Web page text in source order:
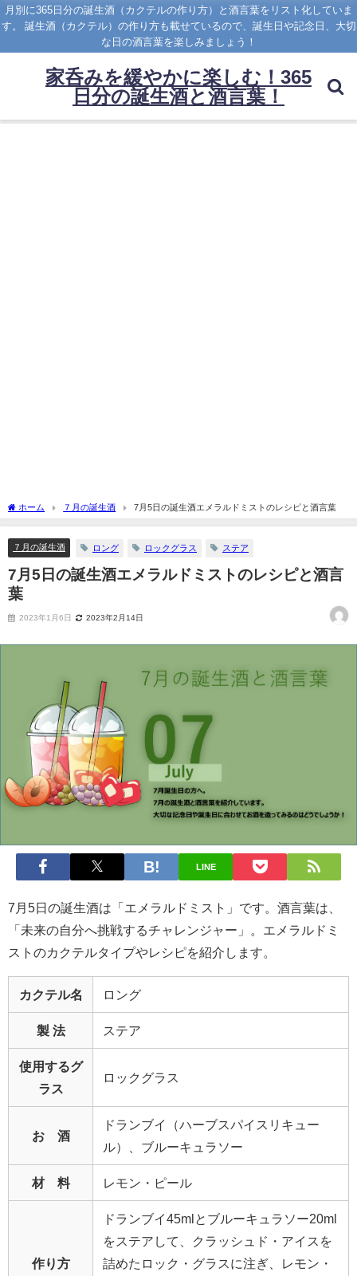
月別に365日分の誕生酒（カクテルの作り方）と酒言葉をリスト化していま
す。 誕生酒（カクテル）の作り方も載せているので、誕生日や記念日、大切
な日の酒言葉を楽しみましょう！
家呑みを緩やかに楽しむ！365
日分の誕生酒と酒言葉！
ホーム ７月の誕生酒 7月5日の誕生酒エメラルドミストのレシピと酒言葉
７月の誕生酒 ロング ロックグラス ステア
7月5日の誕生酒エメラルドミストのレシピと酒言
葉
2023年1月6日 2023年2月14日
LINE
7月5日の誕生酒は「エメラルドミスト」です。酒言葉は、
「未来の自分へ挑戦するチャレンジャー」。エメラルドミ
ストのカクテルタイプやレシピを紹介します。
カクテル名 ロング
製 法 ステア
使用するグ
ラス
ロックグラス
お 酒
ドランブイ（ハーブスパイスリキュー
ル）、ブルーキュラソー
材 料 レモン・ピール
作り方
ドランブイ45mlとブルーキュラソー20ml
をステアして、クラッシュド・アイスを
詰めたロック・グラスに注ぎ、レモン・